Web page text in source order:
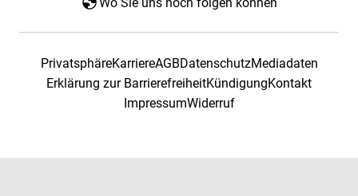
PrivatsphäreKarriereAGBDatenschutzMediadaten
Erklärung zur BarrierefreiheitKündigungKontakt
ImpressumWiderruf